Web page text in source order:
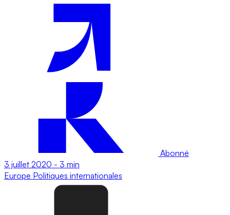
Abonné
3 juillet 2020 - 3 min
Europe Politiques internationales